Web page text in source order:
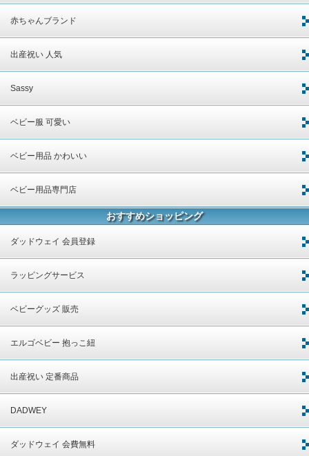
赤ちゃんブランド
出産祝い 人気
Sassy
ベビー服 可愛い
ベビー用品 かわいい
ベビー用品専門店
おすすめショッピング
ダッドウェイ 会員登録
ラッピングサービス
ベビーグッズ 販売
エルゴベビー 抱っこ紐
出産祝い 定番商品
DADWEY
ダッドウェイ 会費無料